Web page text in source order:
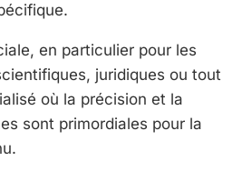
en particulier pour les
juridiques ou tout
où la précision et la
sont primordiales pour la